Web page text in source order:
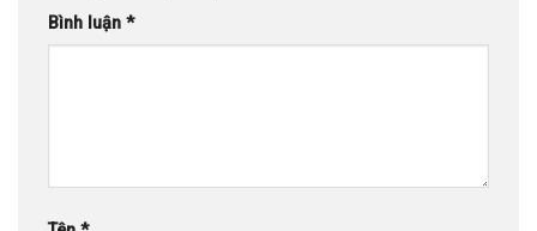
Bình luận *